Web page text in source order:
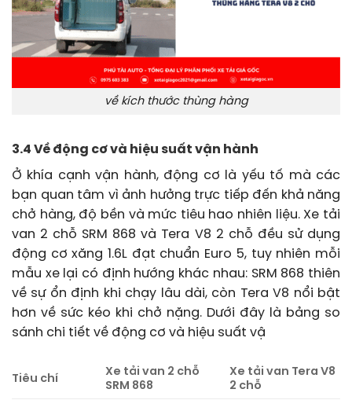
về kích thước thùng hàng
3.4 Về động cơ và hiệu suất vận hành
Ở khía cạnh vận hành, động cơ là yếu tố mà các
bạn quan tâm vì ảnh hưởng trực tiếp đến khả năng
chở hàng, độ bền và mức tiêu hao nhiên liệu. Xe tải
van 2 chỗ SRM 868 và Tera V8 2 chỗ đều sử dụng
động cơ xăng 1.6L đạt chuẩn Euro 5, tuy nhiên mỗi
mẫu xe lại có định hướng khác nhau: SRM 868 thiên
về sự ổn định khi chạy lâu dài, còn Tera V8 nổi bật
hơn về sức kéo khi chở nặng. Dưới đây là bảng so
sánh chi tiết về động cơ và hiệu suất vậ
Tiêu chí
Xe tải van 2 chỗ
SRM 868
Xe tải van Tera V8
2 chỗ